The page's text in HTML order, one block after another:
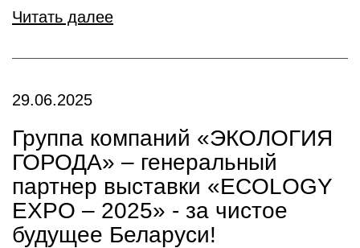
Читать далее
29.06.2025
Группа компаний «ЭКОЛОГИЯ
ГОРОДА» – генеральный
партнер выставки «ECOLOGY
EXPO – 2025» - за чистое
будущее Беларуси!